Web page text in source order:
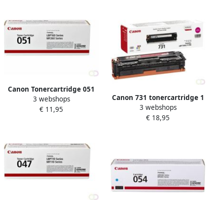
Canon Tonercartridge 051
zwart
3 webshops
€ 11,95
Canon 731 tonercartridge 1
stuk(s) Origineel Magenta
(6270B002)
3 webshops
€ 18,95